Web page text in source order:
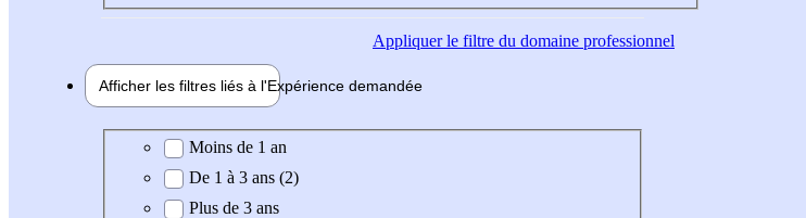
Appliquerle filtre du domaine professionnel
Afficher les filtres liés à l'Expérience demandée
Expérience demandée
Moins de 1 an
De 1 à 3 ans (2)
Plus de 3 ans